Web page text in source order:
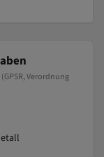
Verordnung